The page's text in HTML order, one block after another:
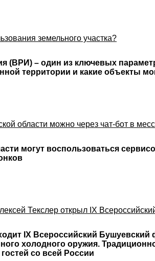
земельного участка?
(ВРИ) – один из ключевых
территории и какие объекты
области можно через чат-бот в
могут воспользоваться
Текслер открыл IX
IX Всероссийский
холодного оружия.
со всей России